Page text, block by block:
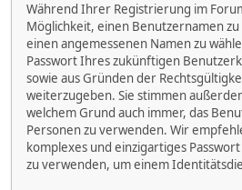
Während Ihrer Registrierung im
Möglichkeit, einen Benutzernamen
einen angemessenen Namen zu
Passwort Ihres zukünftigen
sowie aus Gründen der
weiterzugeben. Sie stimmen
welchem Grund auch immer, das
Personen zu verwenden. Wir
komplexes und einzigartiges
zu verwenden, um einem